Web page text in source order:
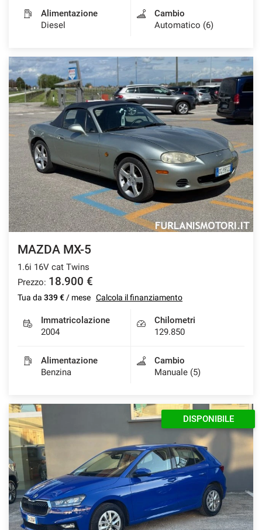
Alimentazione
Diesel
Cambio
Automatico (6)
MAZDA MX-5
1.6i 16V cat Twins
Prezzo: 18.900 €
Tua da 339 € / mese Calcola il finanziamento
Immatricolazione
2004
Chilometri
129.850
Alimentazione
Benzina
Cambio
Manuale (5)
DISPONIBILE